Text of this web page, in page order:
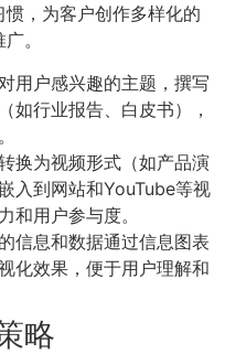
，为客户创作多样化的
。
对用户感兴趣的主题，撰写
如行业报告、白皮书），
换为视频形式（如产品演
入到网站和YouTube等视
和用户参与度。
信息和数据通过信息图表
化效果，便于用户理解和
略